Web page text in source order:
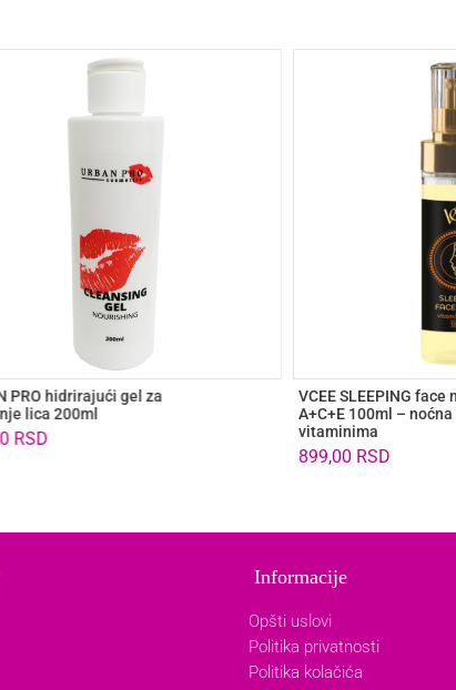
PRO hidrirajući gel za
lica 200ml
RSD
VCEE SLEEPING face
A+C+E 100ml –
vitaminima
899,00 RSD
Informacije
Opšti uslovi
Politika privatnosti
Politika kolačića